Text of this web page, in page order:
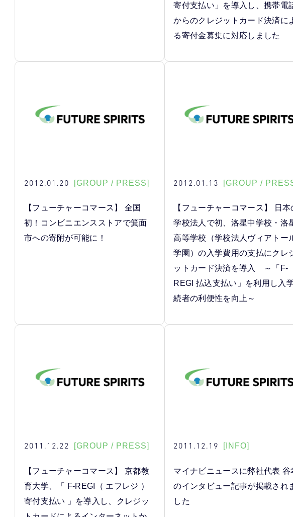
寄付支払い」を導入し、携帯電
からのクレジットカード決済に
る寄付金募集に対応しました
2012.01.20 [GROUP / PRESS]
【フューチャーコマース】 全国
初！コンビニエンスストアで箕面
市への寄附が可能に！
2012.01.13 [GROUP /
【フューチャーコマース】 日本
学校法人で初、洛星中学校・洛
高等学校（学校法人ヴィアトー
学園）の入学費用の支払にクレ
ットカード決済を導入 ～「F-
REGI 払込支払い」を利用し入
続者の利便性を向上～
2011.12.22 [GROUP / PRESS]
【フューチャーコマース】 京都教
育大学、「 F-REGI（ エフレジ ）
寄付支払い 」を導入し、クレジッ
2011.12.19 [INFO]
マイナビニュースに弊社代表 谷
のインタビュー記事が掲載され
した